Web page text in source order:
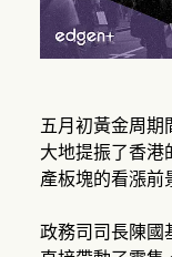
五月初黃金周期
大地提振了香港
產板塊的看漲前
政務司司長陳國